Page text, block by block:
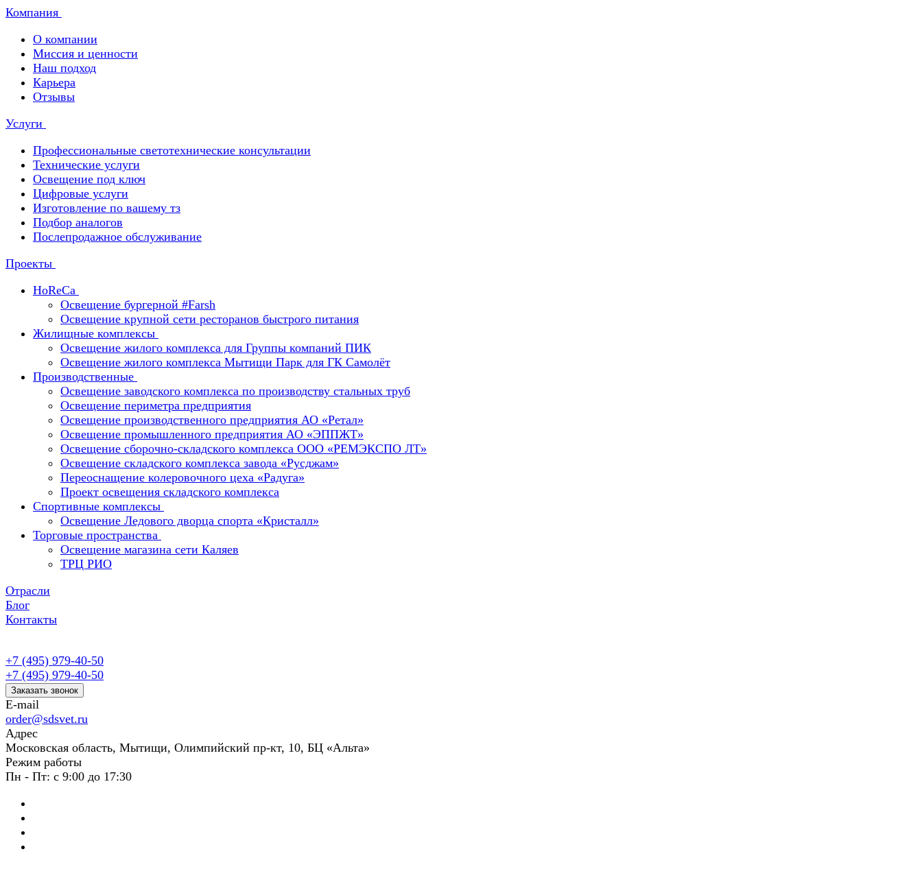
Компания
О компании
Миссия и ценности
Наш подход
Карьера
Отзывы
Услуги
Профессиональные светотехнические консультации
Технические услуги
Освещение под ключ
Цифровые услуги
Изготовление по вашему тз
Подбор аналогов
Послепродажное обслуживание
Проекты
HoReCa
Освещение бургерной #Farsh
Освещение крупной сети ресторанов быстрого питания
Жилищные комплексы
Освещение жилого комплекса для Группы компаний ПИК
Освещение жилого комплекса Мытищи Парк для ГК Самолёт
Производственные
Освещение заводского комплекса по производству стальных труб
Освещение периметра предприятия
Освещение производственного предприятия АО «Ретал»
Освещение промышленного предприятия АО «ЭППЖТ»
Освещение сборочно-складского комплекса ООО «РЕМЭКСПО ЛТ»
Освещение складского комплекса завода «Русджам»
Переоснащение колеровочного цеха «Радуга»
Проект освещения складского комплекса
Спортивные комплексы
Освещение Ледового дворца спорта «Кристалл»
Торговые пространства
Освещение магазина сети Каляев
ТРЦ РИО
Отрасли
Блог
Контакты
+7 (495) 979-40-50
+7 (495) 979-40-50
Заказать звонок
E-mail
order@sdsvet.ru
Адрес
Московская область, Мытищи, Олимпийский пр-кт, 10, БЦ «Альта»
Режим работы
Пн - Пт: с 9:00 до 17:30